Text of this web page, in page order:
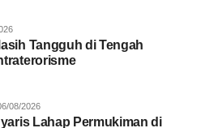
Tangguh di Tengah
08/2026
Lahap Permukiman di